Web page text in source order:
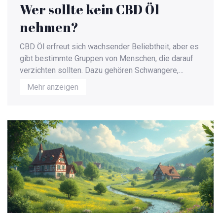
Wer sollte kein CBD Öl
nehmen?
CBD Öl erfreut sich wachsender Beliebtheit, aber es
gibt bestimmte Gruppen von Menschen, die darauf
verzichten sollten. Dazu gehören Schwangere,
Menschen mit Lebererkrankungen und solche, die
bestimmte Medikamente einnehmen. In diesem
werden Tipps gegeben, wie man sicher herausfindet,
ob CBD für einen geeignet ist.
Mehr anzeigen